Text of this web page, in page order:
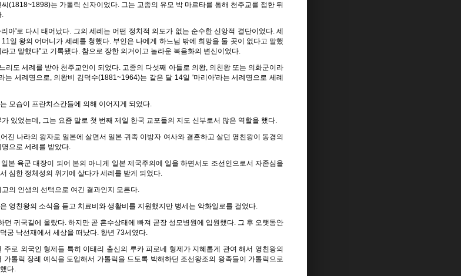
(1818~1898)는 가톨릭 신자이었다. 그는 고종의 유모 박 마르타를 통해 천주교를 접한 뒤
.
아'로 다시 태어났다. 그의 세례는 어떤 정치적 의도가 없는 순수한 신앙적 결단이었다. 세
일 왕의 어머니가 세례를 청했다. 부인은 나에게 하느님 밖에 희망을 둘 곳이 없다고 말했
고 말했다"고 기록됐다. 참으로 장한 의거이고 놀라운 복음화의 변신이었다.
리도 세례를 받아 천주교인이 되었다. 고종의 다섯째 아들로 의왕, 의친왕 또는 의화군이라
세례명으로, 의왕비 김덕수(1881~1964)는 같은 달 14일 '마리아'라는 세례명으로 세례
모습이 프란치스칸들에 의해 이어지게 되었다.
있었는데, 그는 요즘 말로 첫 번째 제일 한국 교포들의 지도 신부로서 많은 역할을 했다.
진 나라의 왕자로 일본에 살면서 일본 귀족 이방자 여사와 결혼하고 살던 영친왕이 동경의
으로 세례를 받았다.
본 육군 대장이 되어 본의 아니게 일본 제국주의에 일을 하면서도 조선인으로서 자존심을
심한 정체성의 위기에 살다가 세례를 받게 되었다.
의 인생의 선택으로 여긴 결과인지 모른다.
영친왕의 소식을 듣고 치료비와 생활비를 지원했지만 병세는 악화일로를 걸었다.
귀국길에 올랐다. 하지만 곧 혼수상태에 빠져 곧장 성모병원에 입원했다. 그 후 오랫동안
궁 낙선재에서 세상을 떠났다. 향년 73세였다.
로 외국인 형제들 특히 이태리 출신의 루카 피로네 형제가 지혜롭게 관여 해서 영친왕의
톨릭 장례 예식을 도입해서 가톨릭을 드토록 박해하던 조선왕조의 왕족들이 가톨릭으로
다.